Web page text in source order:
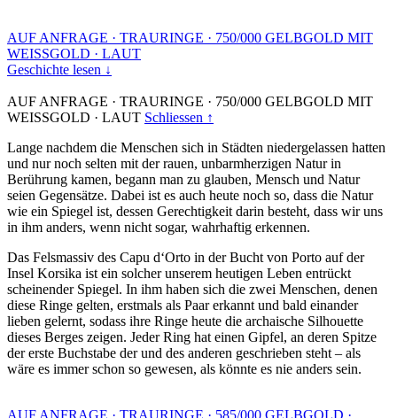
AUF ANFRAGE · TRAURINGE · 750/000 GELBGOLD MIT
WEISSGOLD · LAUT
Geschichte lesen ↓
AUF ANFRAGE · TRAURINGE · 750/000 GELBGOLD MIT
WEISSGOLD · LAUT Schliessen ↑
Lange nachdem die Menschen sich in Städten niedergelassen hatten
und nur noch selten mit der rauen, unbarmherzigen Natur in
Berührung kamen, begann man zu glauben, Mensch und Natur
seien Gegensätze. Dabei ist es auch heute noch so, dass die Natur
wie ein Spiegel ist, dessen Gerechtigkeit darin besteht, dass wir uns
in ihm anders, wenn nicht sogar, wahrhaftig erkennen.
Das Felsmassiv des Capu d‘Orto in der Bucht von Porto auf der
Insel Korsika ist ein solcher unserem heutigen Leben entrückt
scheinender Spiegel. In ihm haben sich die zwei Menschen, denen
diese Ringe gelten, erstmals als Paar erkannt und bald einander
lieben gelernt, sodass ihre Ringe heute die archaische Silhouette
dieses Berges zeigen. Jeder Ring hat einen Gipfel, an deren Spitze
der erste Buchstabe der und des anderen geschrieben steht – als
wäre es immer schon so gewesen, als könnte es nie anders sein.
AUF ANFRAGE · TRAURINGE · 585/000 GELBGOLD ·